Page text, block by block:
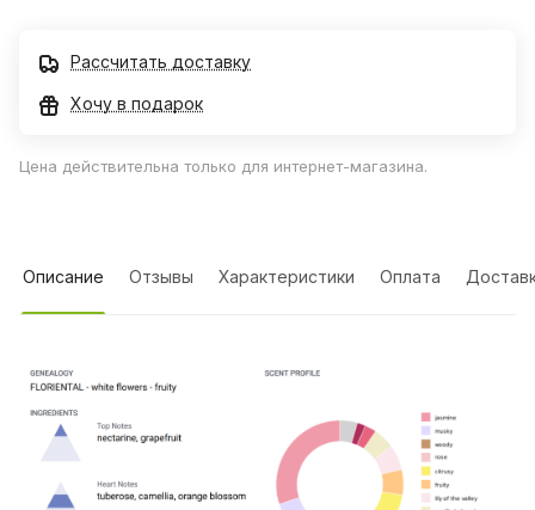
Рассчитать доставку
Хочу в подарок
Цена действительна только для интернет-магазина.
Описание Отзывы Характеристики Оплата